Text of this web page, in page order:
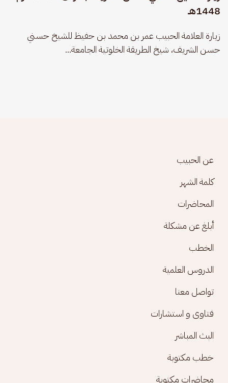
1448هـ
زيارة العلامة الحبيب عمر بن محمد بن حفيظ للشيخ حسني
حسن الشريف، شيخ الطريقة الخلوتية الجامعة...
Footer menu
عن الحبيب
كلمة الشهر
المحاضرات
أبلغ عن مشكلة
الخطب
الدروس العلمية
تواصل معنا
فتاوى و استشارات
البث المباشر
خطب مكتوبة
محاضرات مكتوبة